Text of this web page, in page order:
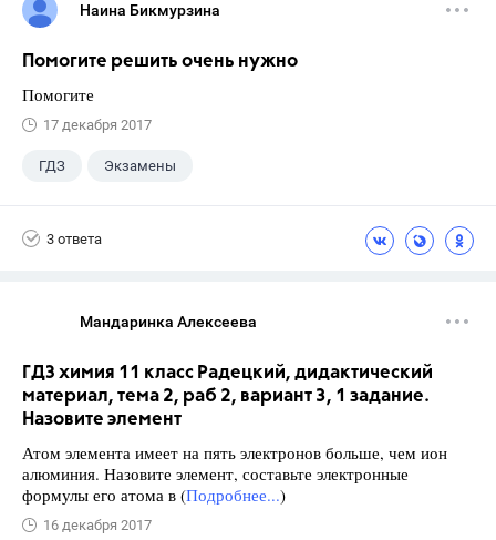
Наина Бикмурзина
Помогите решить очень нужно
Помогите
17 декабря 2017
ГДЗ Экзамены
3 ответа
Мандаринка Алексеева
ГДЗ химия 11 класс Радецкий, дидактический
материал, тема 2, раб 2, вариант 3, 1 задание.
Назовите элемент
Атом элемента имеет на пять электронов больше, чем ион
алюминия. Назовите элемент, составьте электронные
формулы его атома в (Подробнее...)
16 декабря 2017